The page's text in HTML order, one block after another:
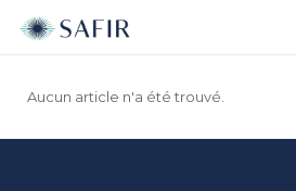
Aucun article n'a été trouvé.